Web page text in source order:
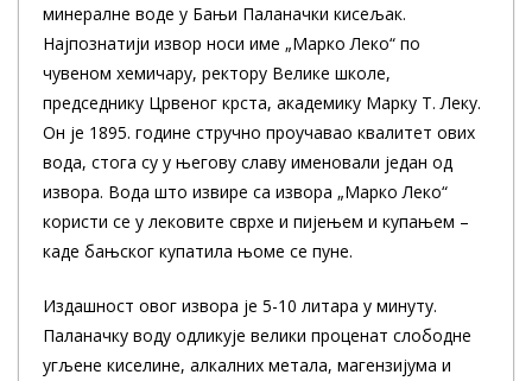
минералне воде у Бањи Паланачки кисељак.
Најпознатији извор носи име „Марко Леко“ по
чувеном хемичару, ректору Велике школе,
председнику Црвеног крста, академику Марку Т. Леку.
Он је 1895. године стручно проучавао квалитет ових
вода, стога су у његову славу именовали један од
извора. Вода што извире са извора „Марко Леко“
користи се у лековите сврхе и пијењем и купањем –
каде бањског купатила њоме се пуне.
Издашност овог извора је 5-10 литара у минуту.
Паланачку воду одликује велики проценат слободне
угљене киселине, алкалних метала, магензијума и